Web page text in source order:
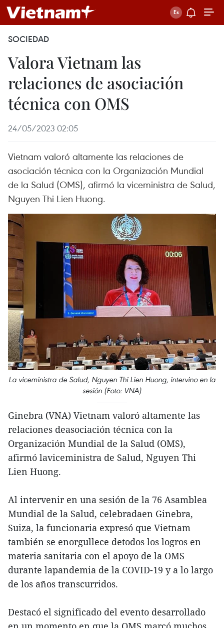
SOCIEDAD
Valora Vietnam las
relaciones de asociación
técnica con OMS
24/05/2023 02:05
Vietnam valoró altamente las relaciones de
asociación técnica con la Organización Mundial
de la Salud (OMS), afirmó la viceministra de Salud,
Nguyen Thi Lien Huong.
La viceministra de Salud, Nguyen Thi Lien Huong, intervino en la
sesión (Foto: VNA)
Ginebra (VNA) Vietnam valoró altamente las
relaciones deasociación técnica con la
Organización Mundial de la Salud (OMS),
afirmó laviceministra de Salud, Nguyen Thi
Lien Huong.
Al intervenir en una sesión de la 76 Asamblea
Mundial de la Salud, celebradaen Ginebra,
Suiza, la funcionaria expresó que Vietnam
también se enorgullece detodos los logros en
materia sanitaria con el apoyo de la OMS
durante lapandemia de la COVID-19 y a lo largo
de los años transcurridos.
Destacó el significado del evento desarrollado